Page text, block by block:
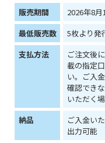
販売期間
2026年8
最低販売数
5枚より発
支払方法
ご注文後
載の指定
い。ご入
確認でき
いただく
納品
ご入金い
出力可能